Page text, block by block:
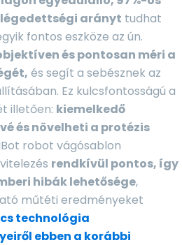
arányt tudhat
fontos eszköze az ún.
és pontosan méri a
és segít a sebésznek az
Ez kulcsfontosságú a
illetően: kiemelkedő
és növelheti a protézis
robot vágósablon
rendkívül pontos, így
hibák lehetősége,
műtéti eredményeket
technológia
ebben a korábbi